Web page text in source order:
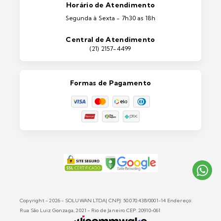
Portas e Janelas
Máquinas e Equipamentos
Lixeiras e Contentores
Horário de Atendimento
Segunda à Sexta - 7h30 as 18h
Central de Atendimento
(21) 2157-4499
Formas de Pagamento
Copyright - 2026 - SOLUWAN LTDA| CNPJ: 50.070.438/0001-14 Endereço:
Rua São Luiz Gonzaga, 2021 - Rio de Janeiro CEP: 20910-061